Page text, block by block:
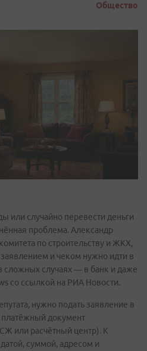
Общество
или случайно перевести деньги
проблема. Александр
по строительству и ЖКХ,
и чеком нужно идти в
случаях — в банк и даже
со ссылкой на РИА Новости.
нужно подать заявление в
документ
или расчётный центр). К
суммой, адресом и